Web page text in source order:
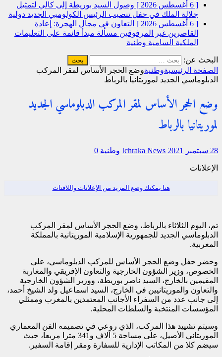
[ 6 أغسطس 2026 ]
وصول السيد بوريطة إلى كالي لتمثيل
جلالة الملك في حفل تنصيب الرئيس الكولومبي الجديد دولية
[ 6 أغسطس 2026 ]
التعاون في مجال الهجرة: إعادة
القاصرين غير المرفوقين مسألة مبدأ قائمة على التعليمات
الملكية السامية وطنية
البحث عن:
الصفحة الرئيسيةوطنيةوضع الحجر الأساس لمقر المركب
الدبلوماسي الجديد لموريتانيا بالرباط
وضع الحجر الأساس لمقر المركب الدبلوماسي الجديد
لموريتانيا بالرباط
28 سبتمبر 2021 Ichraka News وطنية 0
الإعلانات
هنا يمكنك وضع المزيد من الإعلانات واللافتات
تم، اليوم الثلاثاء بالرباط، وضع الحجر الأساس لمقر المركب
الدبلوماسي الجديد للجمهورية الإسلامية الموريتانية بالمملكة
المغربية.
وحضر حفل وضع الحجر الأساس للمركب الدبلوماسي، على
الخصوص، وزير الشؤون الخارجية والتعاون الإفريقي والمغاربة
المقيمين بالخارج، السيد ناصر بوريطة، ووزير الشؤون الخارجية
والتعاون والموريتانيين في الخارج، السيد اسماعيل ولد الشيخ أحمد،
إلى جانب عدد من السفراء الأجانب المعتمدين بالمغرب وممثلي
المؤسسات المنتخبة والسلطات المحلية.
وسيتم تشييد هذا المركب، الذي روعي في تصميمه الفن المعماري
الموريتاني الأصيل، على مساحة 5 آلاف و341 مترا مربعا، حيث
سيضم كلا من المكاتب الإدارية للسفارة ومقر إقامة السفير.